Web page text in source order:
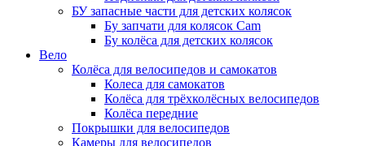
БУ запасные части для детских колясок
Бу запчати для колясок Cam
Бу колёса для детских колясок
Вело
Колёса для велосипедов и самокатов
Колеса для самокатов
Колёса для трёхколёсных велосипедов
Колёса передние
Покрышки для велосипедов
Камеры для велосипедов